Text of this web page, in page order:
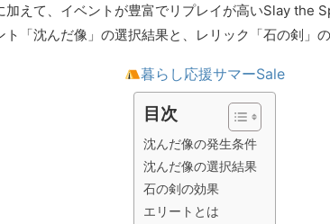
加えて、イベントが豊富でリプレイが高いSlay the
「沈んだ像」の選択結果と、レリック「石の剣」
暮らし応援サマーSale
目次
沈んだ像の発生条件
沈んだ像の選択結果
石の剣の効果
エリートとは